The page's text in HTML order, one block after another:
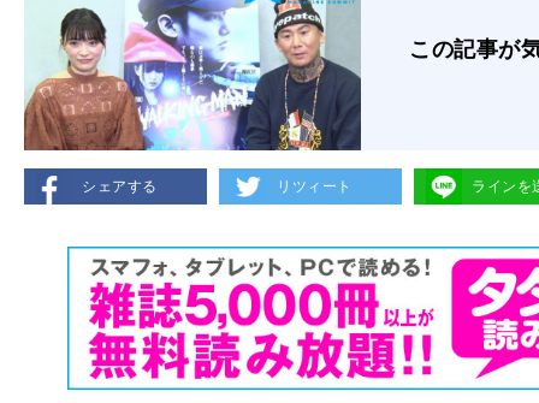
この記事が
シェアする リツィート ラインを